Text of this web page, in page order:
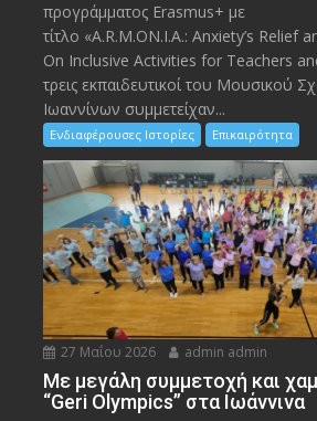
προγράμματος Erasmus+ με
τίτλο «A.R.M.ON.I.A.: Anxiety’s Relief
On Inclusive Activities for Teachers
τρεις εκπαιδευτικοί του Μουσικού
Ιωαννίνων συμμετείχαν...
Ενδιαφέρουσες Ιστορίες Επικαιρότητα
27 Μαΐου 2026 admin admin
Με μεγάλη συμμετοχή και
“Geri Olympics” στα Ιωάννινα